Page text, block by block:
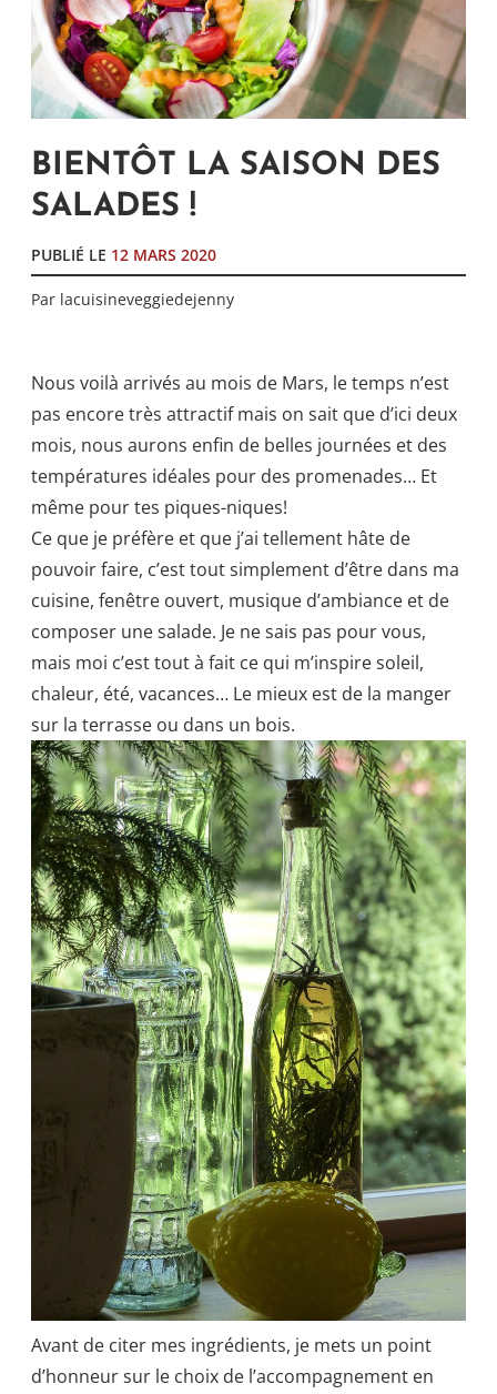
BIENTÔT LA SAISON DES
SALADES !
PUBLIÉ LE 12 MARS 2020
Par lacuisineveggiedejenny
Nous voilà arrivés au mois de Mars, le temps n’est
pas encore très attractif mais on sait que d’ici deux
mois, nous aurons enfin de belles journées et des
températures idéales pour des promenades… Et
même pour tes piques-niques!
Ce que je préfère et que j’ai tellement hâte de
pouvoir faire, c’est tout simplement d’être dans ma
cuisine, fenêtre ouvert, musique d’ambiance et de
composer une salade. Je ne sais pas pour vous,
mais moi c’est tout à fait ce qui m’inspire soleil,
chaleur, été, vacances… Le mieux est de la manger
sur la terrasse ou dans un bois.
Avant de citer mes ingrédients, je mets un point
d’honneur sur le choix de l’accompagnement en